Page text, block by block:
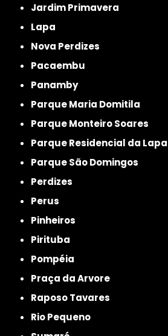
Jardim Primavera
Lapa
Nova Perdizes
Pacaembu
Panamby
Parque Maria Domitila
Parque Monteiro Soares
Parque Residencial da Lapa
Parque São Domingos
Perdizes
Perus
Pinheiros
Pirituba
Pompéia
Praça da Arvore
Raposo Tavares
Rio Pequeno